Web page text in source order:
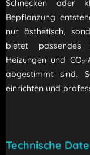
Schnecken oder
Bepflanzung
nur ästhetisch,
bietet passendes
Heizungen und
abgestimmt sind.
einrichten und
Technische